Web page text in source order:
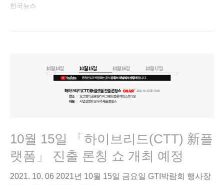
한국뉴스
10월 15일 「하이브리드(CTT) 新플
랫폼」 진출 론칭 쇼 개최 예정
2021. 10. 06 2021년 10월 15일 금요일 GTI박람회 행사장